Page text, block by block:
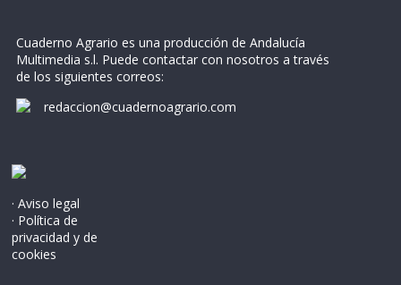
Cuaderno Agrario es una producción de Andalucía
Multimedia s.l. Puede contactar con nosotros a través
de los siguientes correos:
redaccion@cuadernoagrario.com
· Aviso legal
· Política de
privacidad y de
cookies